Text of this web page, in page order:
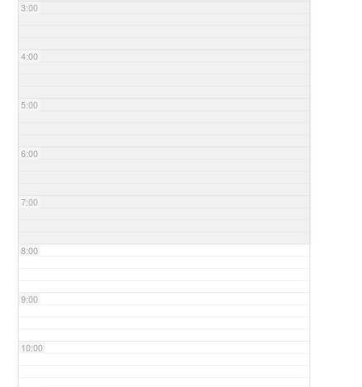
3:00
4:00
5:00
6:00
7:00
8:00
9:00
10:00